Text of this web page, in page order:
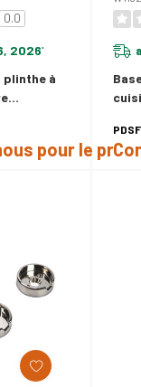
0.0
2026*
plinthe à
pour le prix
PDSF